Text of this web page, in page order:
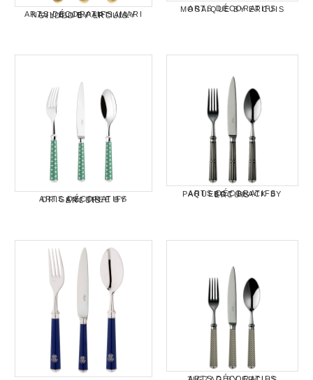
ARTS DÉCORATIFS IMARI NAVY BLUE PARTIALLY GILDED BY ERCUIS
ARTS DÉCORATIFS MOSAIQUE BY ERCUIS
ARTS DÉCORATIFS ORIGAMI TREE BY ERCUIS
ARTS DÉCORATIFS PAQUEBOT BLACK BY ERCUIS